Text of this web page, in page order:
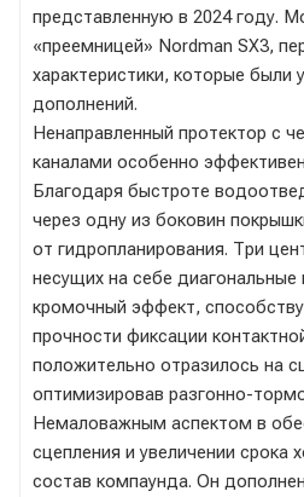
представленную в 2024 году.
«преемницей» Nordman SX3,
характеристики, которые были
дополнений.
Ненаправленный протектор с
каналами особенно
Благодаря быстроте
через одну из боковин
от гидропланирования. Три
несущих на себе диагональные
кромочный эффект,
прочности фиксации
положительно отразилось на
оптимизировав разгонно-
Немаловажным аспектом в
сцепления и увеличении срока
состав компаунда. Он